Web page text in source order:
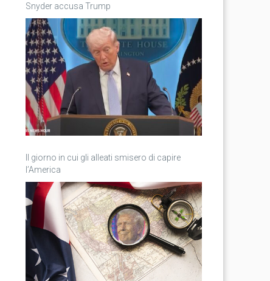
Snyder accusa Trump
Il giorno in cui gli alleati smisero di capire
l’America